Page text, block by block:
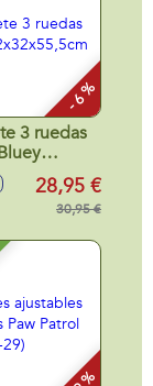
- 6 %
3 ruedas
28,95 €
30,95 €